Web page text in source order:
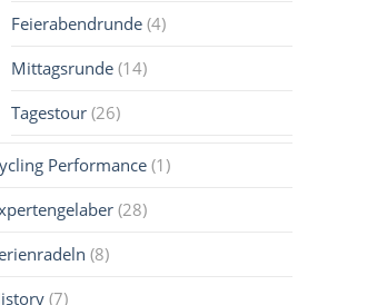
Feierabendrunde (4)
Mittagsrunde (14)
Tagestour (26)
Performance (1)
(28)
(8)
(7)